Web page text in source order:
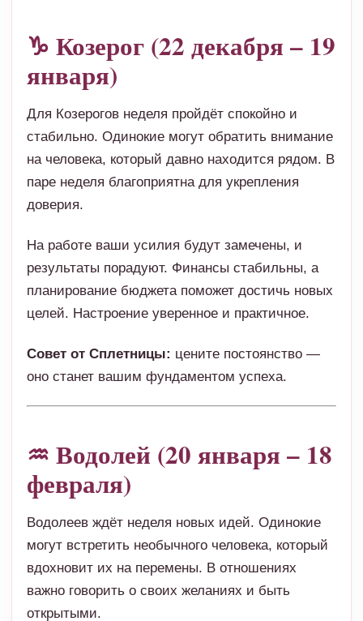
♑ Козерог (22 декабря – 19
января)
Для Козерогов неделя пройдёт спокойно и
стабильно. Одинокие могут обратить внимание
на человека, который давно находится рядом. В
паре неделя благоприятна для укрепления
доверия.
На работе ваши усилия будут замечены, и
результаты порадуют. Финансы стабильны, а
планирование бюджета поможет достичь новых
целей. Настроение уверенное и практичное.
Совет от Сплетницы: цените постоянство —
оно станет вашим фундаментом успеха.
♒ Водолей (20 января – 18
февраля)
Водолеев ждёт неделя новых идей. Одинокие
могут встретить необычного человека, который
вдохновит их на перемены. В отношениях
важно говорить о своих желаниях и быть
открытыми.